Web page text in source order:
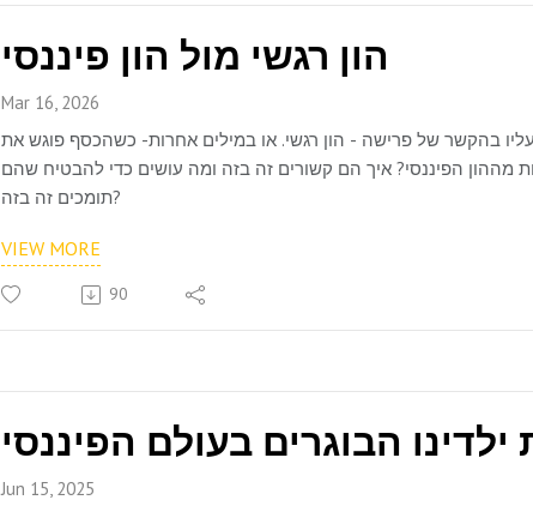
הון רגשי מול הון פיננסי
Mar 16, 2026
בהקשר של פרישה - הון רגשי. או במילים אחרות- כשהכסף פוגש את
מההון הפיננסי? איך הם קשורים זה בזה ומה עושים כדי להבטיח שהם
תומכים זה בזה?
VIEW MORE
90
Jun 15, 2025